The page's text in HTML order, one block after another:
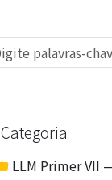
Categoria
LLM Primer VII